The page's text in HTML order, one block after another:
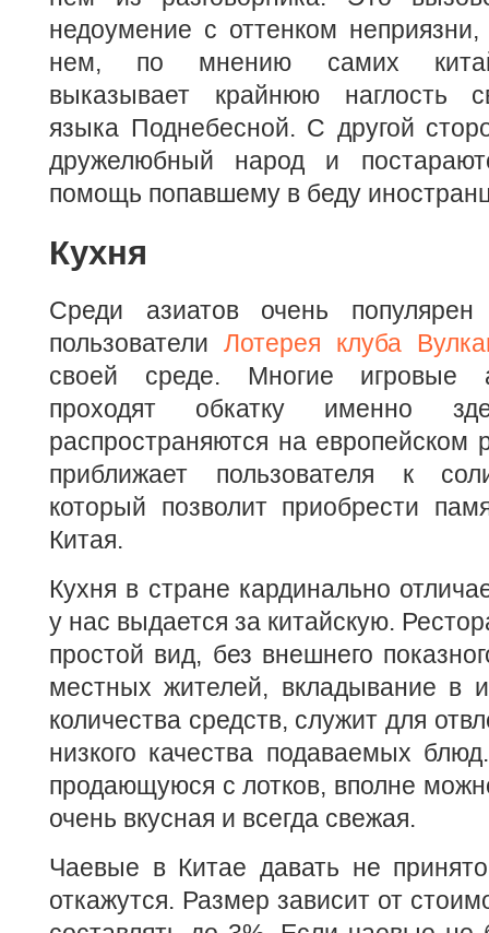
недоумение с оттенком
нем, по мнению самих
выказывает крайнюю наглость
языка Поднебесной. С другой
дружелюбный народ и
помощь попавшему в беду
Кухня
Среди азиатов очень популярен
пользователиЛотерея клуба
своей среде. Многие игровые
проходят обкатку именно
распространяются на
приближает пользователя к
который позволит приобрести
Китая.
Кухня в стране кардинально
у нас выдается за китайскую.
простой вид, без внешнего
местных жителей, вкладывание в
количества средств, служит для
низкого качества подаваемых
продающуюся с лотков, вполне
очень вкусная и всегда свежая.
Чаевые в Китае давать не
откажутся. Размер зависит от